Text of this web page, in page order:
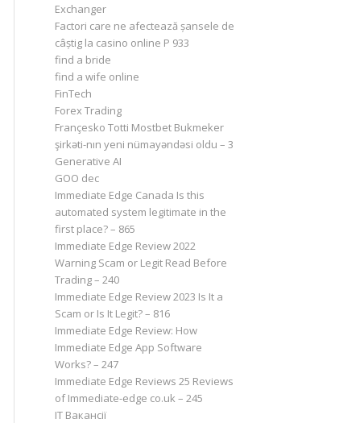
Exchanger
Factori care ne afectează șansele de
câștig la casino online P 933
find a bride
find a wife online
FinTech
Forex Trading
Françesko Totti Mostbet Bukmeker
şirkəti-nın yeni nümayəndəsi oldu – 3
Generative AI
GOO dec
Immediate Edge Canada Is this
automated system legitimate in the
first place? – 865
Immediate Edge Review 2022
Warning Scam or Legit Read Before
Trading – 240
Immediate Edge Review 2023 Is It a
Scam or Is It Legit? – 816
Immediate Edge Review: How
Immediate Edge App Software
Works? – 247
Immediate Edge Reviews 25 Reviews
of Immediate-edge co.uk – 245
IT Вакансії